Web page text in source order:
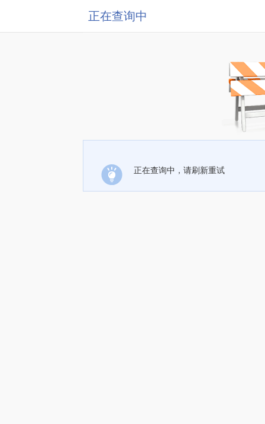
正在查询中
正在查询中，请刷新重试